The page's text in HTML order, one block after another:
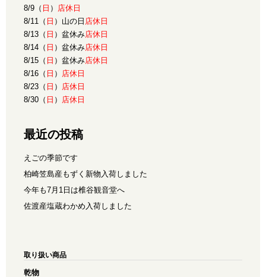
8/9（ 日 ）
店休日
8/11（ 日 ）山の日 店休日
8/13（ 日 ）盆休み店休日
8/14（ 日 ）盆休み店休日
8/15（ 日 ）盆休み店休日
8/16（ 日 ）
店休日
8/23（ 日 ）
店休日
8/30（ 日 ） 店休日
最近の投稿
えごの季節です
柏崎笠島産もずく新物入荷しました
今年も7月1日は椎谷観音堂へ
佐渡産塩蔵わかめ入荷しました
取り扱い商品
乾物